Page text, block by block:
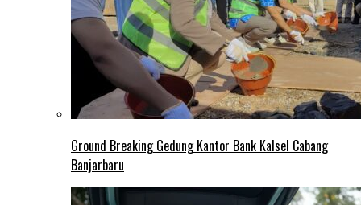
Ground Breaking Gedung Kantor Bank Kalsel Cabang
Banjarbaru